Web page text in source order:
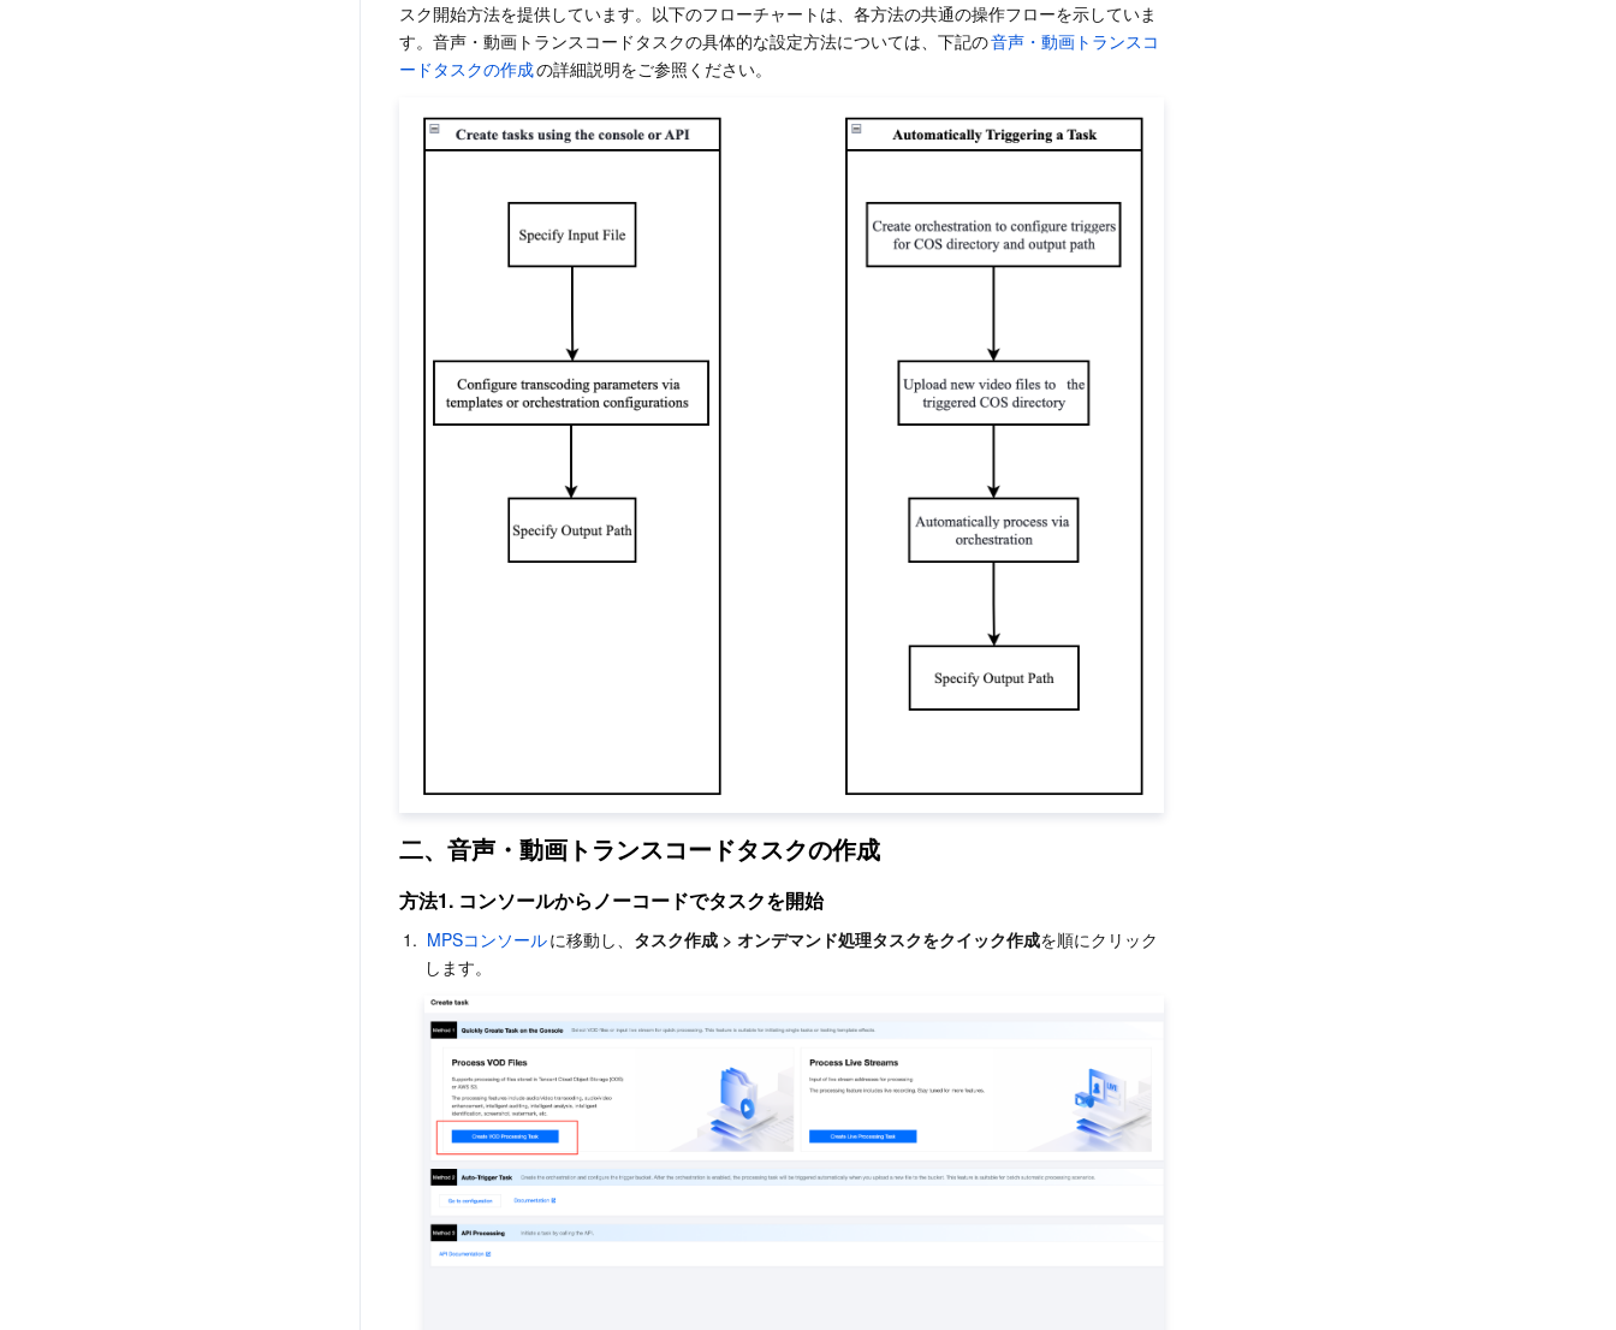
スク開始方法を提供しています。以下のフローチャートは、各方法の共通の操作フローを示していま
す。音声・動画トランスコードタスクの具体的な設定方法については、下記の音声・動画トランスコ
ードタスクの作成の詳細説明をご参照ください。
二、音声・動画トランスコードタスクの作成
方法1. コンソールからノーコードでタスクを開始
1. MPSコンソールに移動し、 タスク作成 > オンデマンド処理タスクをクイック作成を順にクリック
します。